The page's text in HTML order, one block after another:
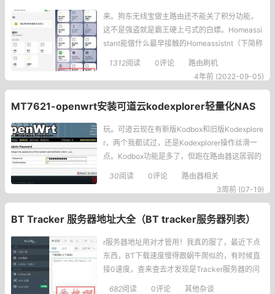
来。狗东无线宝做主路由还不能关了积分功能，
这不是强盗就是霸王硬上弓式的白嫖。Homeassi
stant能做什么最早接触的Homeassistnt（下简称
HA）是为了把米家设备接入Homekit用Siri和自动
化管理设备。随着HA的版本迭代，HA越来越稳定
1312阅读 0评论
路由刷机
4年前 (2022-09-05)
MT7621-openwrt安装可道云kodexplorer轻量化NAS
玩。可道云现在有新版Kodbox和旧版Kodexplore
r，两个我都试过，还是Kodexplorer操作丝滑一
点。Kodbox功能是多了，但跑在路由器这孱弱的
硬件上，明显感觉拖不动，点个文件夹都要转半
天。Kodexplorer就轻快多了，响应迅速，毕竟本
30阅读 0评论
路由器相关
3周前 (07-19)
BT Tracker 服务器地址大全（BT tracker服务器列表）
r服务器地址用对才管用！我真的服了，最近下点
东西，BT下载速度慢得跟蜗牛爬似的，有时候直
接0速度，查来查去才发现是Tracker服务器的问
题！好多公开的Tracker要么连不上，要么响应
682阅读 0评论
其他杂谈